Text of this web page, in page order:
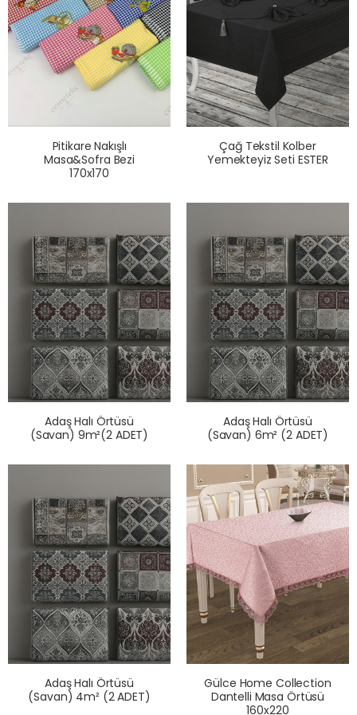
Pitikare Nakışlı
Masa&Sofra Bezi
170x170
Çağ Tekstil Kolber
Yemekteyiz Seti ESTER
Adaş Halı Örtüsü
(Savan) 9m²(2 ADET)
Adaş Halı Örtüsü
(Savan) 6m² (2 ADET)
Adaş Halı Örtüsü
(Savan) 4m² (2 ADET)
Gülce Home Collection
Dantelli Masa Örtüsü
160x220